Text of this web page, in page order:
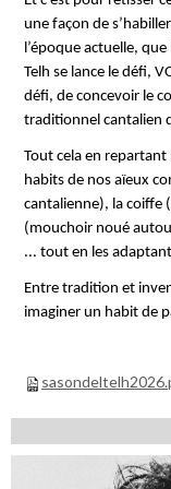
une façon de
l’époque actuelle, que
Telh se lance le défi,
défi, de concevoir le
traditionnel cantalien
Tout cela en
habits de nos aïeux
cantalienne), la coiffe
(mouchoir noué
... tout en les
Entre tradition et
imaginer un habit de